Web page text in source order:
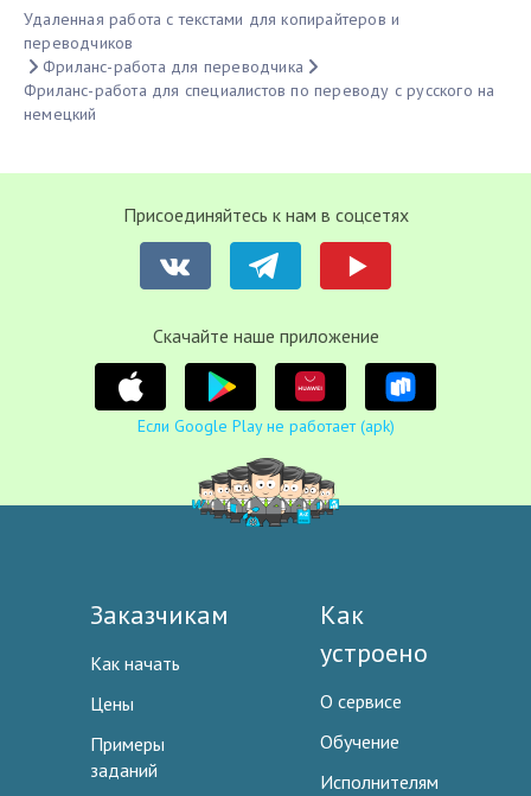
Удаленная работа с текстами для копирайтеров и
переводчиков
Фриланс-работа для переводчика
Фриланс-работа для специалистов по переводу с русского на
немецкий
Присоединяйтесь к нам в соцсетях
Cкачайте наше приложение
Если Google Play не работает (apk)
Заказчикам
Как начать
Цены
Примеры
заданий
Как
устроено
О сервисе
Обучение
Исполнителям